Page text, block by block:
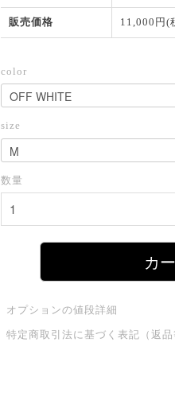
販売価格 11,000円(
color
size
数量
カ
オプションの値段詳細
特定商取引法に基づく表記（返品